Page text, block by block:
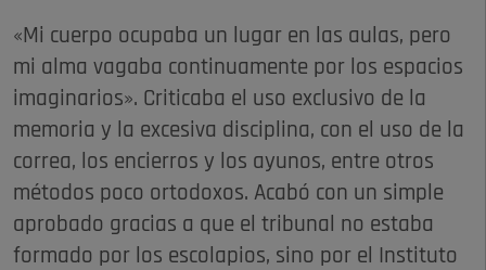
«Mi cuerpo ocupaba un lugar en las aulas, pero
mi alma vagaba continuamente por los espacios
imaginarios». Criticaba el uso exclusivo de la
memoria y la excesiva disciplina, con el uso de la
correa, los encierros y los ayunos, entre otros
métodos poco ortodoxos. Acabó con un simple
aprobado gracias a que el tribunal no estaba
formado por los escolapios, sino por el Instituto